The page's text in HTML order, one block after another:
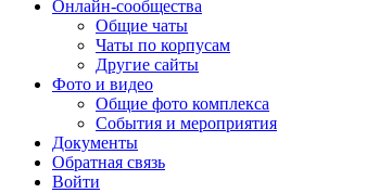
Онлайн-сообщества
Общие чаты
Чаты по корпусам
Другие сайты
Фото и видео
Общие фото комплекса
События и мероприятия
Документы
Обратная связь
Войти